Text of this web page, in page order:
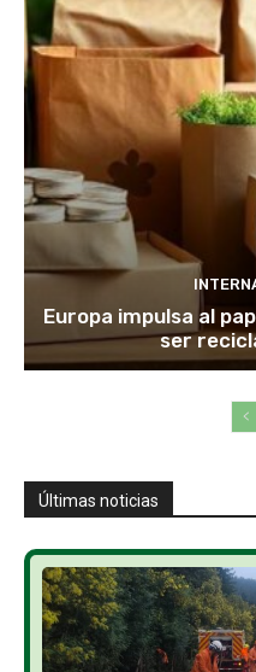
Europa impulsa al
ser
Últimas noticias